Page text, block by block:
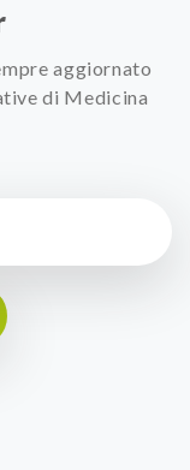
aggiornato
di Medicina